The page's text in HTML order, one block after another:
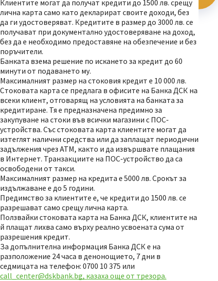
Клиентите могат да получат кредити до 1500 лв. срещу
лична карта само като декларират своите доходи, без
да ги удостоверяват. Кредитите в размер до 3000 лв. се
получават при документално удостоверяване на доход,
без да е необходимо предоставяне на обезпечение и без
поръчители.
Банката взема решение по искането за кредит до 60
минути от подаването му.
Максималният размер на стоковия кредит е 10 000 лв.
Стоковата карта се предлага в офисите на Банка ДСК на
всеки клиент, отговарящ на условията на банката за
кредитиране. Тя е предназначена предимно за
закупуване на стоки във всички магазини с ПОС-
устройства. Със стоковата карта клиентите могат да
изтеглят налични средства или да заплащат периодични
задължения чрез АТМ, както и да извършвате плащания
в Интернет. Транзакциите на ПОС-устройство да са
освободени от такси.
Максималният размер на кредита е 5000 лв. Срокът за
издължаване е до 5 години.
Предимство за клиентите е, че кредити до 1500 лв. се
разрешават само срещу лична карта.
Ползвайки стоковата карта на Банка ДСК, клиентите на
й плащат лихва само върху реално усвоената сума от
разрешения кредит.
За допълнителна информация Банка ДСК е на
разположение 24 часа в денонощието, 7 дни в
седмицата на телефон: 0700 10 375 или
call_center@dskbank.bg, казаха още от трезора.